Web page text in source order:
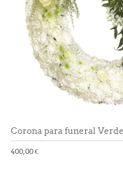
Corona para funeral
400,00 €